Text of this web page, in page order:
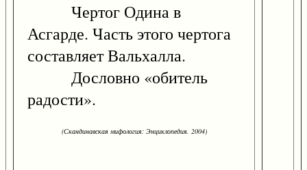
Чертог Одина в
Асгарде. Часть этого чертога
составляет Вальхалла.
Дословно «обитель
радости».
(Скандинавская мифология: Энциклопедия. 2004)